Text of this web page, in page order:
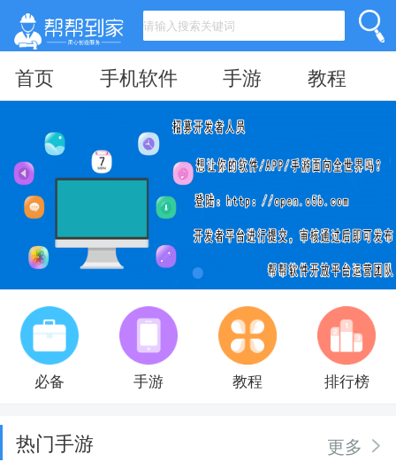
首页 手机软件 手游 教程
必备 手游 教程 排行榜
热门手游 更多